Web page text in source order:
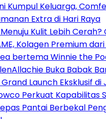
Kumpul Keluarga,
Extra di Hari Raya
Kulit Lebih Cerah?
Kolagen Premium
bertema Winnie the
Buka Babak
Launch Eksklusif
Perkuat Kapabilitas
Pantai Berbekal